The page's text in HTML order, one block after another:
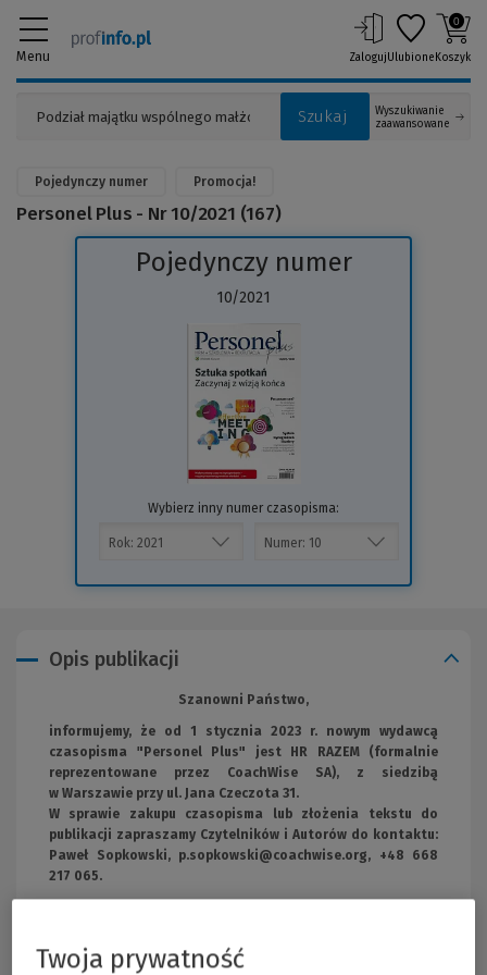
Menu
Szukaj
Wyszukiwanie
zaawansowane
ZalogujUlubione
0
Koszyk
Pojedynczy numer Promocja!
Personel Plus - Nr 10/2021 (167)
Pojedynczy numer
10/2021
Wybierz inny numer czasopisma:
Opis publikacji
Szanowni Państwo,
informujemy, że od 1 stycznia 2023 r. nowym wydawcą
czasopisma "Personel Plus" jest HR RAZEM (formalnie
reprezentowane przez CoachWise SA), z siedzibą
w Warszawie przy ul. Jana Czeczota 31.
W sprawie zakupu czasopisma lub złożenia tekstu do
publikacji zapraszamy Czytelników i Autorów do kontaktu:
Paweł Sopkowski, p.sopkowski@coachwise.org, +48 668
217 065.
Twoja prywatność